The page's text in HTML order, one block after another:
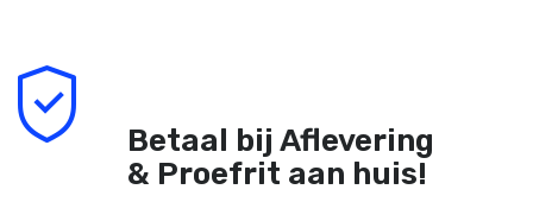
Betaal bij Aflevering
& Proefrit aan huis!